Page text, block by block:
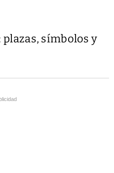
plazas, símbolos y